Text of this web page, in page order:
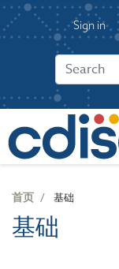
S
k
o
Sign in
首页 基础
基础